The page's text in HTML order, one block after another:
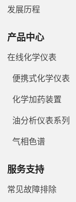
发展历程
产品中心
在线化学仪表
便携式化学仪表
化学加药装置
油分析仪表系列
气相色谱
服务支持
常见故障排除